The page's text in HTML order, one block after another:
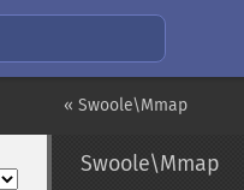
« Swoole\Mmap
Swoole\Mmap